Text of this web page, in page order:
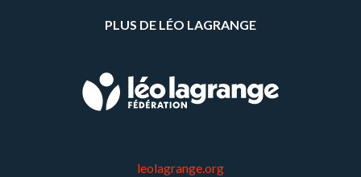
PLUS DE LÉO LAGRANGE
leolagrange.org